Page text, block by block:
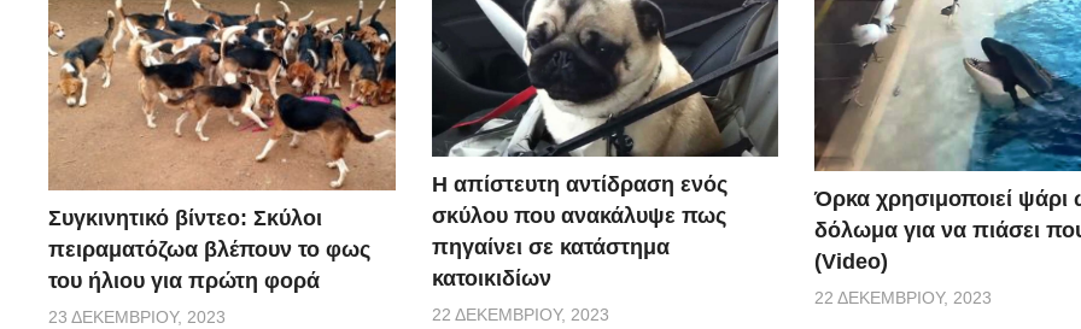
Συγκινητικό βίντεο: Σκύλοι
πειραματόζωα βλέπουν το φως
του ήλιου για πρώτη φορά
23 ΔΕΚΕΜΒΡΊΟΥ, 2023
Η απίστευτη αντίδραση ενός
σκύλου που ανακάλυψε πως
πηγαίνει σε κατάστημα
κατοικιδίων
22 ΔΕΚΕΜΒΡΊΟΥ, 2023
Όρκα χρησιμοποιεί ψάρι
δόλωμα για να πιάσει
(Video)
22 ΔΕΚΕΜΒΡΊΟΥ, 2023